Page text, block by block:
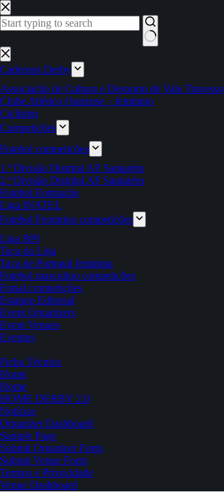
Pular
para
o
Sem
resultados
Cadernos Derby
Associação de Cultura e Desporto de Vale Travesso
Clube Atlético Ouriense – feminino
Ciclismo
Competições
Futebol competições
1.ª Divisão Distrital AF Santarém
2.ª Divisão Distrital AF Santarém
Futebol Formação
Liga INATEL
Futebol Feminino competições
Liga BPI
Taça da Liga
Taça de Portugal feminina
Futebol masculino competições
Futsal competições
Estatuto Editorial
Event Organizers
Event Venues
Eventos
Ficha Técnica
Home
Home
HOME DERBY 2.0
Notícias
Organizer Dashboard
Sample Page
Submit Organizer Form
Submit Venue Form
Termos e Privacidade
Venue Dashboard